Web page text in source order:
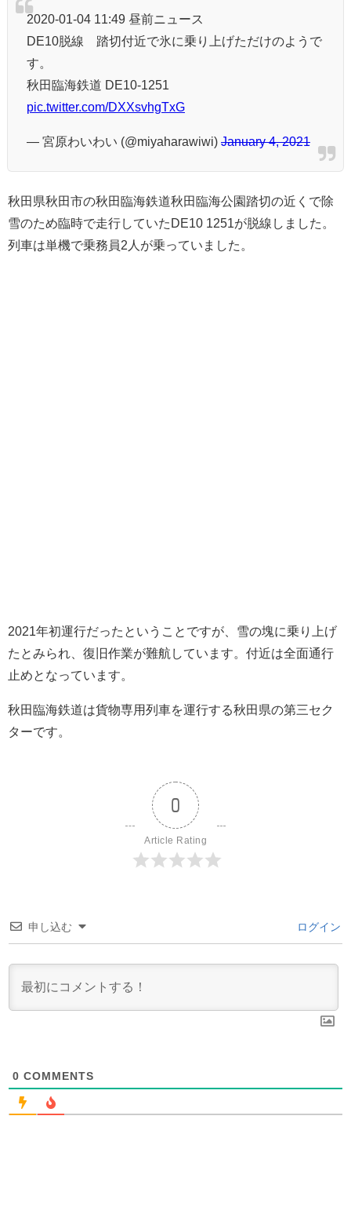
2020-01-04 11:49 昼前ニュース
DE10脱線 踏切付近で氷に乗り上げただけのようで
す。
秋田臨海鉄道 DE10-1251
pic.twitter.com/DXXsvhgTxG
— 宮原わいわい (@miyaharawiwi) January 4, 2021
秋田県秋田市の秋田臨海鉄道秋田臨海公園踏切の近くで除
雪のため臨時で走行していたDE10 1251が脱線しました。
列車は単機で乗務員2人が乗っていました。
2021年初運行だったということですが、雪の塊に乗り上げ
たとみられ、復旧作業が難航しています。付近は全面通行
止めとなっています。
秋田臨海鉄道は貨物専用列車を運行する秋田県の第三セク
ターです。
0
Article Rating
申し込む ログイン
0 COMMENTS